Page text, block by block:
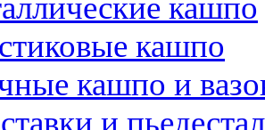
кашпо
кашпо
кашпо и
и